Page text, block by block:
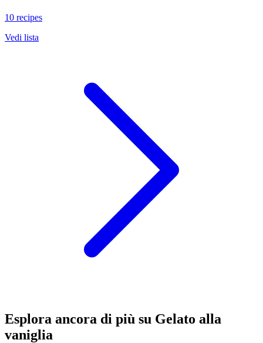
10 recipes
Vedi lista
Esplora ancora di più su Gelato alla
vaniglia